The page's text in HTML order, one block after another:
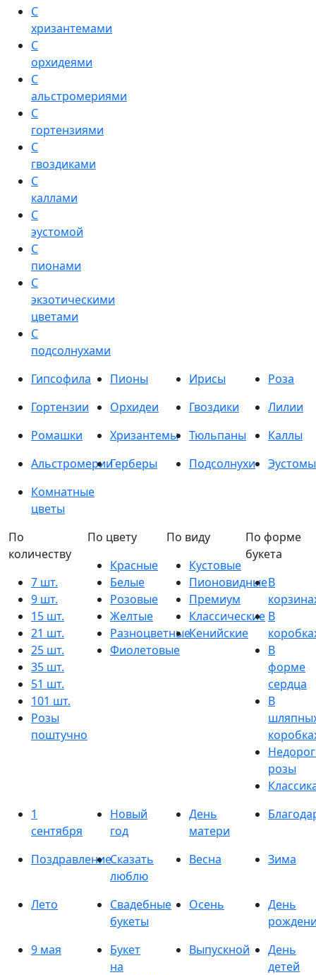
С
хризантемами
С
орхидеями
С
альстромериями
С
гортензиями
С
гвоздиками
С
каллами
С
эустомой
С
пионами
С
экзотическими
цветами
С
подсолнухами
Гипсофила
Пионы Ирисы
Роза
Гортензии
Орхидеи Гвоздики
Лилии
Ромашки
Хризантемы Тюльпаны
Каллы
АльстромерииГерберы Подсолнухи
Эустомы
Комнатные
цветы
По
количеству
7 шт.
9 шт.
15 шт.
21 шт.
25 шт.
35 шт.
51 шт.
101 шт.
Розы
поштучно
По цвету
Красные
Белые
Розовые
Желтые
Разноцветные
Фиолетовые
По виду
Кустовые
Пионовидные
Премиум
Классические
Кенийские
По форме
букета
В
В
В
форме
сердца
В
розы
1
сентября
Новый
год
День
матери
ПоздравлениеСказать
люблю
Весна Зима
Лето
Свадебные
букеты
Осень
День
9 мая
Букет
на
Выпускной
День
детей